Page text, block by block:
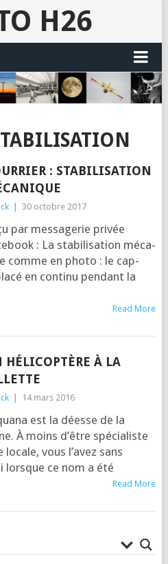
H26
: STABILISATION
30 octobre 2017
par mes­sa­ge­rie pri­vée
: La sta­bi­li­sa­tion méca­
comme en pho­to : le cap­
en conti­nu pen­dant la
Read More
HÉLICOPTÈRE À LA
14 mars 2016
est la déesse de la
À moins d’être spé­cia­liste
vous l’a­vez sans
ce nom a été
Read More